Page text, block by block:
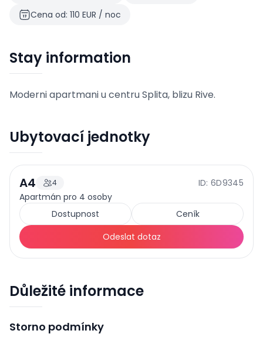
Cena od: 110 EUR / noc
Stay information
Moderni apartmani u centru Splita, blizu Rive.
Ubytovací jednotky
A4 4
ID: 6D9345
Apartmán pro 4 osoby
Cena od
Dostupnost
Ceník
Odeslat dotaz
Důležité informace
Storno podmínky